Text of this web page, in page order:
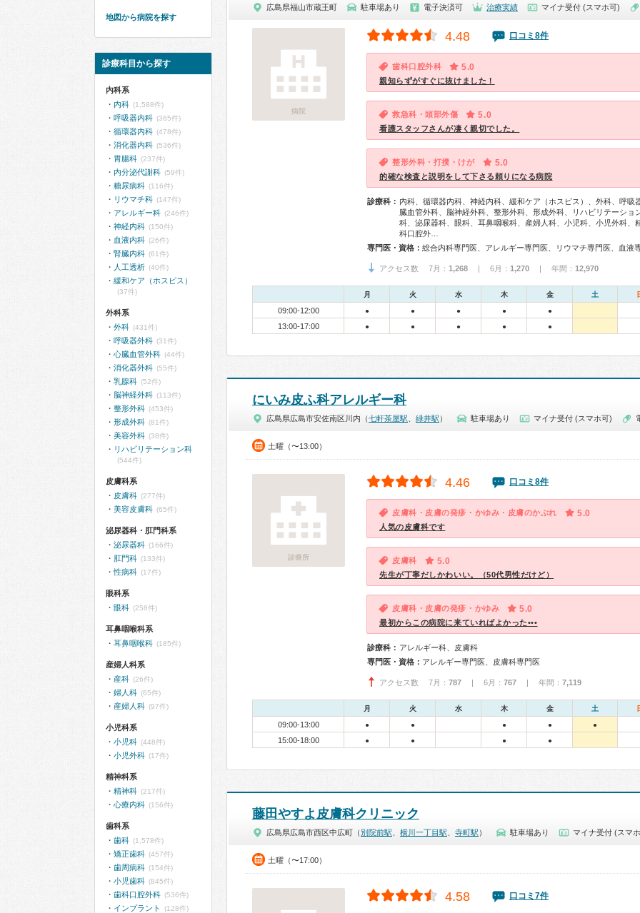
広島県福山市蔵王町 駐車場あり 電子決済可 治療実績 マイナ受付 (スマホ可)
病院
4.48 口コミ8件
歯科口腔外科 5.0
親知らずがすぐに抜けました！
救急科・頭部外傷 5.0
看護スタッフさんが凄く親切でした。
整形外科・打撲・けが 5.0
的確な検査と説明をして下さる頼りになる病院
診療科： 内科、循環器内科、神経内科、緩和ケア（ホスピス）、外科、呼吸
臓血管外科、脳神経外科、整形外科、形成外科、リハビリテーショ
科、泌尿器科、眼科、耳鼻咽喉科、産婦人科、小児科、小児外科、
科口腔外…
専門医・資格：
アクセス数 7月： 1,268 | 6月： 1,270 | 年間： 12,970
月 火 水 木 金 土
09:00-12:00 ● ● ● ● ●
13:00-17:00 ● ● ● ● ●
にいみ皮ふ科アレルギー科
広島県広島市安佐南区川内（七軒茶屋駅 緑井駅 ） 駐車場あり マイナ受付 (スマホ可)
土曜（〜13:00）
診療所
4.46 口コミ8件
皮膚科・皮膚の発疹・かゆみ・皮膚のかぶれ 5.0
人気の皮膚科です
皮膚科 5.0
先生が丁寧だしかわいい。（50代男性だけど）
皮膚科・皮膚の発疹・かゆみ 5.0
最初からこの病院に来ていればよかった•••
診療科： アレルギー科、皮膚科
専門医・資格： アレルギー専門医、皮膚科専門医
アクセス数 7月： 787 | 6月： 767 | 年間： 7,119
月 火 水 木 金 土
09:00-13:00 ● ● ● ● ●
15:00-18:00 ● ● ● ●
藤田やすよ皮膚科クリニック
広島県広島市西区中広町（ 別院前駅 横川一丁目駅 寺町駅 ） 駐車場あり マイナ受付 (スマ
土曜（〜17:00）
4.58 口コミ7件
地図から病院を探す
診療科目から探す
内科系
内科 (1,588件)
呼吸器内科 (365件)
循環器内科 (478件)
消化器内科 (536件)
胃腸科 (237件)
内分泌代謝科 (59件)
糖尿病科 (116件)
リウマチ科 (147件)
アレルギー科 (246件)
神経内科 (150件)
血液内科 (26件)
腎臓内科 (61件)
人工透析 (40件)
緩和ケア（ホスピス）
(37件)
外科系
外科 (431件)
呼吸器外科 (31件)
心臓血管外科 (44件)
消化器外科 (55件)
乳腺科 (52件)
脳神経外科 (113件)
整形外科 (453件)
形成外科 (81件)
美容外科 (38件)
リハビリテーション科
(544件)
皮膚科系
皮膚科 (277件)
美容皮膚科 (65件)
泌尿器科・肛門科系
泌尿器科 (166件)
肛門科 (133件)
性病科 (17件)
眼科系
眼科 (258件)
耳鼻咽喉科系
耳鼻咽喉科 (185件)
産婦人科系
産科 (26件)
婦人科 (65件)
産婦人科 (97件)
小児科系
小児科 (448件)
小児外科 (17件)
精神科系
精神科 (217件)
心療内科 (156件)
歯科系
歯科 (1,578件)
矯正歯科 (457件)
歯周病科 (154件)
小児歯科 (845件)
歯科口腔外科 (536件)
インプラント (128件)